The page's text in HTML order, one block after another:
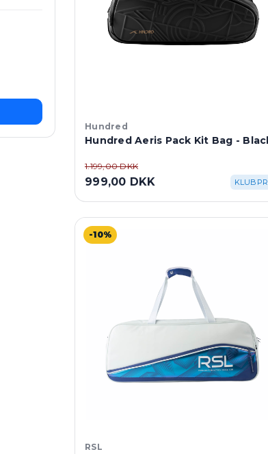
Hundred
Hundred Aeris Pack Kit Bag -
1.199,00 DKK
999,00 DKK
-10%
RSL